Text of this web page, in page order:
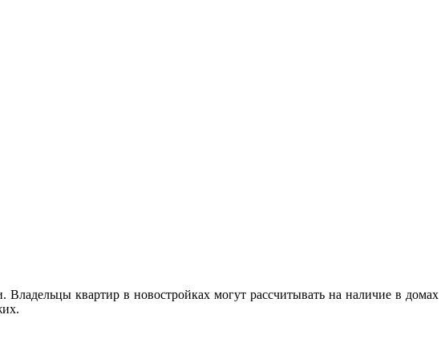
квартир в новостройках могут рассчитывать на наличие в домах